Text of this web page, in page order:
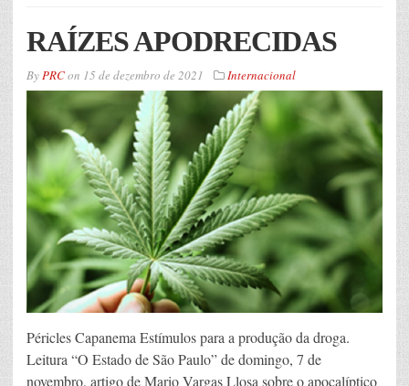
RAÍZES APODRECIDAS
ByPRCon 15 de dezembro de 2021 Internacional
Péricles Capanema Estímulos para a produção da droga.
Leitura “O Estado de São Paulo” de domingo, 7 de
novembro, artigo de Mario Vargas Llosa sobre o apocalíptico